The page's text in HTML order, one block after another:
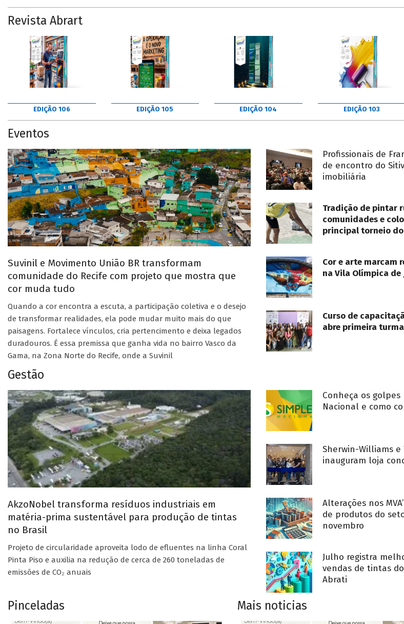
Revista Abrart
EDIÇÃO 106 EDIÇÃO 105 EDIÇÃO 104 EDIÇÃO 103
Eventos
Suvinil e Movimento União BR transformam
comunidade do Recife com projeto que mostra que
cor muda tudo
Quando a cor encontra a escuta, a participação coletiva e o desejo
de transformar realidades, ela pode mudar muito mais do que
paisagens. Fortalece vínculos, cria pertencimento e deixa legados
duradouros. É essa premissa que ganha vida no bairro Vasco da
Gama, na Zona Norte do Recife, onde a Suvinil
Profissionais de
de encontro do
imobiliária
Tradição de pintar
comunidades e
principal torneio
Cor e arte marcam
na Vila Olímpica de
Curso de
abre primeira
Gestão
AkzoNobel transforma resíduos industriais em
matéria-prima sustentável para produção de tintas
no Brasil
Projeto de circularidade aproveita lodo de efluentes na linha Coral
Pinta Piso e auxilia na redução de cerca de 260 toneladas de
emissões de CO₂ anuais
Conheça os
Nacional e como
Sherwin-Williams e
inauguram loja
Alterações nos
de produtos do
novembro
Julho registra
vendas de tintas
Abrati
Pinceladas Mais noticias